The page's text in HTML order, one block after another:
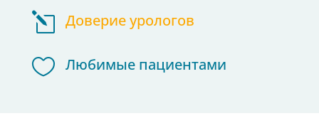
l Доверие урологов
 Любимые пациентами